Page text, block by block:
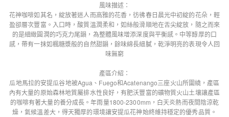
風味描述：
花神咖啡如其名，綻放著迷人而高雅的花香，彷彿春日晨光中初綻的花朵，輕
盈卻層次豐富。入口時，酸質溫潤柔和，如絲般滑順地在舌尖綻放，隨之而來
的是細緻圓潤的巧克力尾韻，為整體風味增添深度與平衡感。中等醇厚的口
感，帶有一抹如楓糖漿般的自然甜韻，餘味綿長細膩，乾淨明亮的表現令人回
味無窮
產區介紹：
瓜地馬拉的安提瓜谷地被Agua、Fuego和Acatenango三座火山所圍繞，產區
內有大量的原始森林地質屬排水性良好，有肥沃豐富的礦物質火山土壤讓產區
的咖啡有著大量的養分成長。年雨量1800-2300mm，白天炎熱而夜間陰涼乾
燥，氣候溫差大，得天獨厚的環境讓安提瓜花神始終維持穩定的優秀品質。